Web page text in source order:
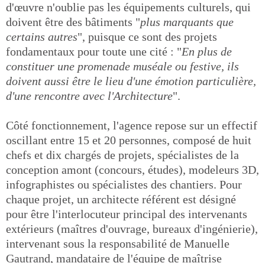
d'œuvre n'oublie pas les équipements culturels, qui
doivent être des bâtiments "plus marquants que
certains autres", puisque ce sont des projets
fondamentaux pour toute une cité : "En plus de
constituer une promenade muséale ou festive, ils
doivent aussi être le lieu d'une émotion particulière,
d'une rencontre avec l'Architecture".
Côté fonctionnement, l'agence repose sur un effectif
oscillant entre 15 et 20 personnes, composé de huit
chefs et dix chargés de projets, spécialistes de la
conception amont (concours, études), modeleurs 3D,
infographistes ou spécialistes des chantiers. Pour
chaque projet, un architecte référent est désigné
pour être l'interlocuteur principal des intervenants
extérieurs (maîtres d'ouvrage, bureaux d'ingénierie),
intervenant sous la responsabilité de Manuelle
Gautrand, mandataire de l'équipe de maîtrise